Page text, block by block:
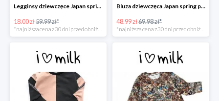
Legginsy dziewczęce Japan spring print -70%
18.00 zł59.99 zł*
*najniższa cena z 30 dni przed obniżką
Bluza dziewczęca Japan spring print -30%
48.99 zł69.98 zł*
*najniższa cena z 30 dni przed obniżką